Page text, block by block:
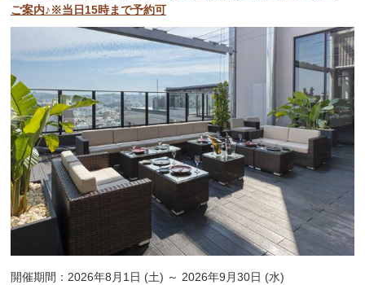
ご案内♪※当日15時まで予約可
開催期間：2026年8月1日 (土) ～ 2026年9月30日 (水)